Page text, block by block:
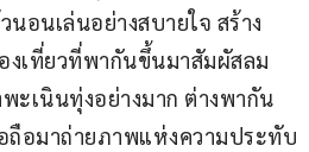
อนเล่นอย่างสบายใจ สร้าง
เที่ยวที่พากันขึ้นมาสัมผัสลม
ะเนินทุ่งอย่างมาก ต่างพากัน
ถือมาถ่ายภาพแห่งความประทับ